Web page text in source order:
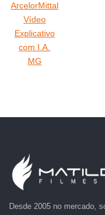
ArcelorMittal
Vídeo
Explicativo
com I.A.
MG
Desde 2005 no mercado,